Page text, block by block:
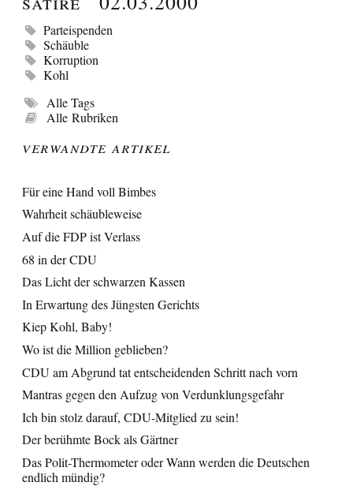
Parteispenden
Schäuble
Korruption
Kohl
Alle Tags
Alle Rubriken
Verwandte Artikel
Für eine Hand voll Bimbes
Wahrheit schäubleweise
Auf die FDP ist Verlass
68 in der CDU
Das Licht der schwarzen Kassen
In Erwartung des Jüngsten Gerichts
Kiep Kohl, Baby!
Wo ist die Million geblieben?
CDU am Abgrund tat entscheidenden Schritt nach vorn
Mantras gegen den Aufzug von Verdunklungsgefahr
Ich bin stolz darauf, CDU-Mitglied zu sein!
Der berühmte Bock als Gärtner
Das Polit-Thermometer oder Wann werden die Deutschen
endlich mündig?